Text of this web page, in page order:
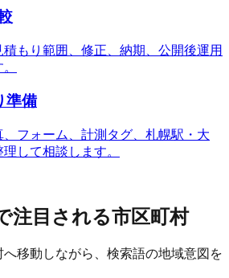
もり範囲、修正、納期、公開後運用
準備
フォーム、計測タグ、札幌駅・大
して相談します。
注目される市区町村
移動しながら、検索語の地域意図を